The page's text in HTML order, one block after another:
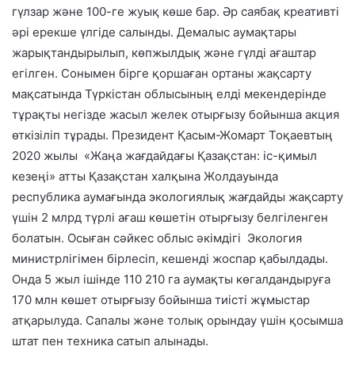
гүлзар және 100-ге жуық көше бар. Әр саябақ креативті
әрі ерекше үлгіде салынды. Демалыс аумақтары
жарықтандырылып, көпжылдық және гүлді ағаштар
егілген. Сонымен бірге қоршаған ортаны жақсарту
мақсатында Түркістан облысының елді мекендерінде
тұрақты негізде жасыл желек отырғызу бойынша акция
өткізіліп тұрады. Президент Қасым-Жомарт Тоқаевтың
2020 жылы «Жаңа жағдайдағы Қазақстан: іс-қимыл
кезеңі» атты Қазақстан халқына Жолдауында
республика аумағында экологиялық жағдайды жақсарту
үшін 2 млрд түрлі ағаш көшетін отырғызу белгіленген
болатын. Осыған сәйкес облыс әкімдігі Экология
министрлігімен бірлесіп, кешенді жоспар қабылдады.
Онда 5 жыл ішінде 110 210 га аумақты көгалдандыруға
170 млн көшет отырғызу бойынша тиісті жұмыстар
атқарылуда. Сапалы және толық орындау үшін қосымша
штат пен техника сатып алынады.